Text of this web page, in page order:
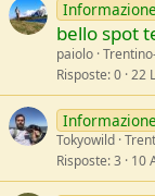
Informazione
bello spot
paiolo
Risposte 0 22
Informazione
Tokyowild
Risposte 3 10